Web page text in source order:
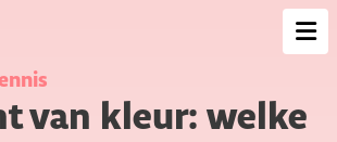
van kleur: welke